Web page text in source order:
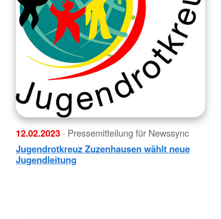
12.02.2023 · Pressemitteilung für Newssync
Jugendrotkreuz Zuzenhausen wählt neue
Jugendleitung